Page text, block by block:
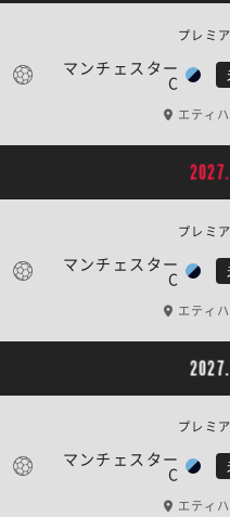
マンチェスター
C
プレ
エティ
マンチェスター
C
プレ
エティ
マンチェスター
C
プレ
エティ